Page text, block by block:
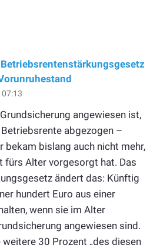
angewiesen ist,
abgezogen –
bekam bislang auch nicht mehr,
fürs Alter vorgesorgt hat. Das
ändert das: Künftig
hundert Euro aus einer
wenn sie im Alter
angewiesen sind.
30 Prozent „des diesen